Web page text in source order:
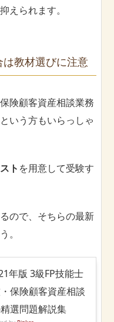
えられます。
教材選びに注意
険顧客資産相談業務
いう方もいらっしゃ
ト を用意して受験す
ので、そちらの最新
。
年版 3級FP技能士
保険顧客資産相談
選問題解説集